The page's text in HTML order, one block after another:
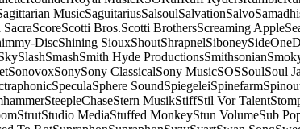
MusicSaguitariusSalsoulSalvationSalvo
ScoreScotti Bros.Scotti BrothersScreaming Apple
DiscShining SiouxShoutShrapnelSiboney
SlashSmashSmith Hyde ProductionsSmithsonian
SonovoxSonySony ClassicalSony MusicSOSSoulSoul
SpeculaSphere SoundSpiegeleiSpinefarm
SteepleChaseStern MusikStiffStil Vor Talent
StrutStudio MediaStuffed MonkeyStun VolumeSub